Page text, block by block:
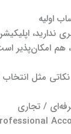
اولیه
ندارید،
هم امکان‌پذیر
نکاتی مثل
/ تجاری